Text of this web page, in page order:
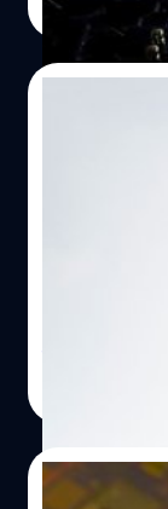
Read More
TSMC ลุย
สหรัฐทัน
TSMC ลงทุน
ก่อสร้างโรง
ได้รับอนุญาต
01/05/2025